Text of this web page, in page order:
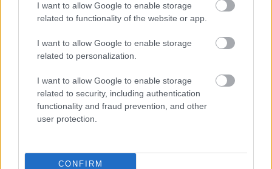
I want to allow Google to enable storage
related to functionality of the website or app.
I want to allow Google to enable storage
related to personalization.
I want to allow Google to enable storage
related to security, including authentication
functionality and fraud prevention, and other
user protection.
CONFIRM
ENERGIATAKARÉKOSSÁG: KORÁBBAN KEZDŐDIK
A GYŐRI AUDI ETO KC PÉNTEKI FELKÉSZÜLÉSI
MÉRKŐZÉSE
kezdését.